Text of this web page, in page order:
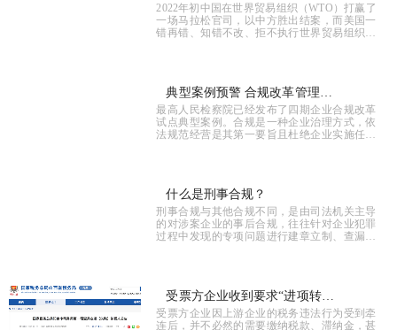
讼 中国如何胜诉
2022年初中国在世界贸易组织（WTO）打赢了
一场马拉松官司，以中方胜出结案，而美国一
错再错、知错不改、拒不执行世界贸易组织的
典型案例预警 合规改革管理助
力公司治理
最高人民检察院已经发布了四期企业合规改革
试点典型案例。合规是一种企业治理方式，依
法规范经营是其第一要旨且杜绝企业实施任何
什么是刑事合规？
刑事合规与其他合规不同，是由司法机关主导
的对涉案企业的事后合规，往往针对企业犯罪
过程中发现的专项问题进行建章立制、查漏补
受票方企业收到要求“进项转
出，补缴税款”的税务文书后该
受票方企业因上游企业的税务违法行为受到牵
连后，并不必然的需要缴纳税款、滞纳金，甚